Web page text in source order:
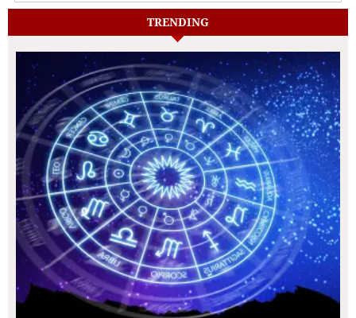
TRENDING